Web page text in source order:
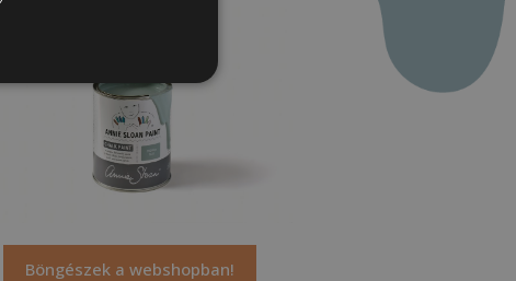
Böngészek a webshopban!